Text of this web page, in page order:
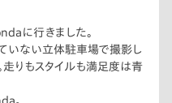
に行きました。
いない立体駐車場で撮影し
りもスタイルも満足度は青
。